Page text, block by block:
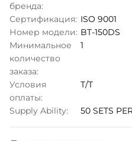
бренда:
Сертификация: ISO 9001
Номер модели: BT-150DS
Минимальное
количество
заказа:
1
Условия
оплаты:
T/T
Supply Ability: 50 SETS